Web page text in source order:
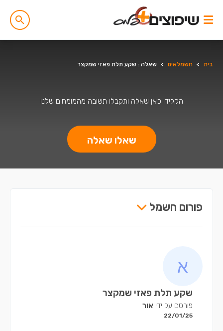
בית > חשמלאים > שאלה : שקע תלת פאזי שמקצר
הקלידו כאן שאלה ותקבלו תשובה מהמומחים שלנו
שאלו שאלה
פורום חשמל
שקע תלת פאזי שמקצר
פורסם על ידי אור
22/01/25